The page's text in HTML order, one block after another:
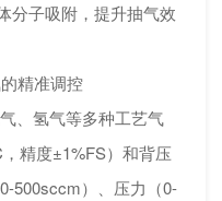
分子吸附，提升抽气效
精准调控
、氢气等多种工艺气
精度±1%FS）和背压
500sccm）、压力（0-